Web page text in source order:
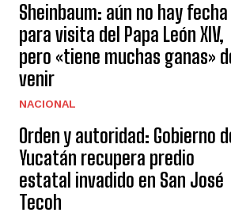
Sheinbaum: aún no hay fecha
para visita del Papa León XIV,
pero «tiene muchas ganas»
venir
NACIONAL
Orden y autoridad: Gobierno
Yucatán recupera predio
estatal invadido en San José
Tecoh